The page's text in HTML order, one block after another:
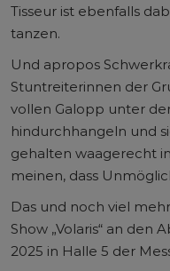
Tisseur ist ebenfalls
tanzen.
Und apropos
Stuntreiterinnen der
vollen Galopp unter
hindurchhangeln und
gehalten waagerecht
meinen, dass
Das und noch viel
Show „Volaris“ an den
2025 in Halle 5 der